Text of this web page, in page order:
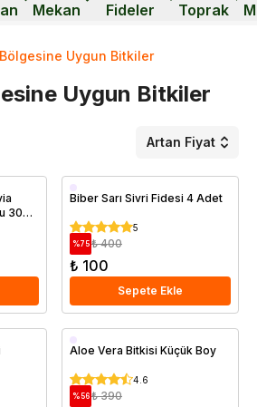
Mekan
Fideler
Toprak
Uygun Bitkiler
Uygun Bitkiler
Artan Fiyat
30
Biber Sarı Sivri Fidesi 4 Adet
5
%75 ₺ 400
₺ 100
Sepete Ekle
Saksıda
Aloe Vera Bitkisi Küçük Boy
4.6
% 56 ₺ 390